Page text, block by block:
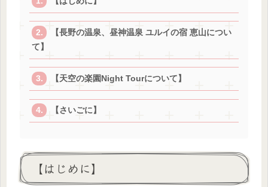
【長野の温泉、昼神温泉 ユルイの宿 恵山につい
て】
【天空の楽園Night Tourについて】
【さいごに】
【はじめに】